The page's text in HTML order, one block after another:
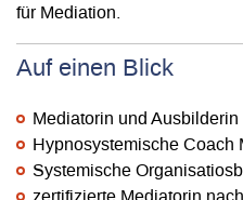
für Mediation.
Auf einen Blick
Mediatorin und Ausbilderin
Hypnosystemische Coach
Systemische